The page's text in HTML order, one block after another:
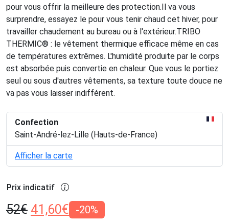
pour vous offrir la meilleure des protection.Il va vous
surprendre, essayez le pour vous tenir chaud cet hiver, pour
travailler chaudement au bureau ou à l'extérieur.TRIBO
THERMIC® : le vêtement thermique efficace même en cas
de températures extrêmes. L'humidité produite par le corps
est absorbée puis convertie en chaleur. Que vous le portiez
seul ou sous d'autres vêtements, sa texture toute douce ne
va pas vous laisser indifférent.
Confection
Saint-André-lez-Lille (Hauts-de-France)
Afficher la carte
Prix indicatif
52€ 41,60€ -20%